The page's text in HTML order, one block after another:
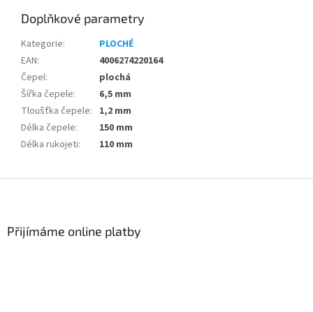
Doplňkové parametry
Kategorie:
PLOCHÉ
EAN:
4006274220164
Čepel:
plochá
Šířka čepele:
6,5 mm
Tloušťka čepele: 1,2 mm
Délka čepele:
150 mm
Délka rukojeti: 110 mm
Přijímáme online platby